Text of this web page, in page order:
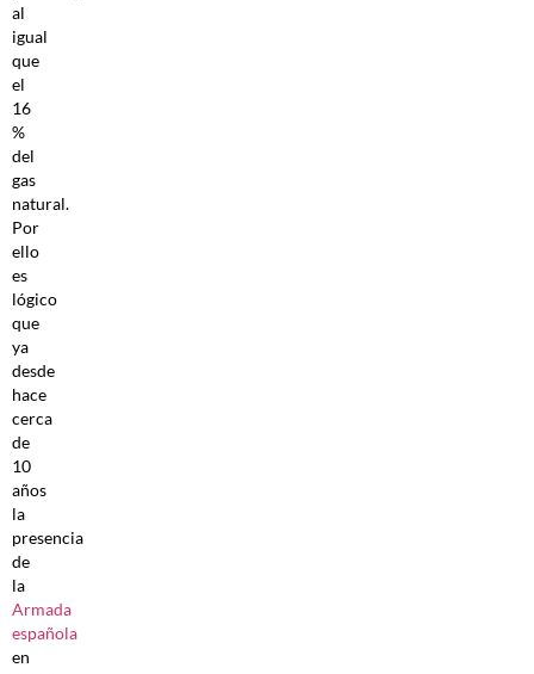
al
igual
que
el
16
%
del
gas
natural.
Por
ello
es
lógico
que
ya
desde
hace
cerca
de
10
años
la
presencia
de
la
Armada
española
en